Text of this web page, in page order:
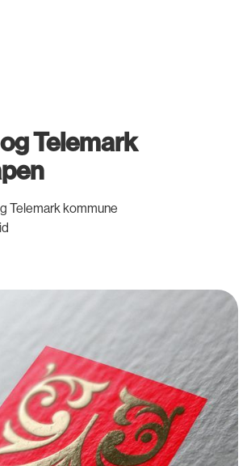
og Telemark
Telemark kommune